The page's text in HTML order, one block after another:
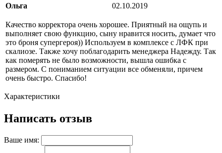
Ольга
02.10.2019
Качество корректора очень хорошее. Приятный на ощупь и
выполняет свою функцию, сыну нравится носить, думает что
это броня супергероя)) Используем в комплексе с ЛФК при
скалиозе. Также хочу поблагодарить менеджера Надежду. Так
как померять не было возможности, вышла ошибка с
размером. С пониманием ситуации все обменяли, причем
очень быстро. Спасибо!
Характеристики
Написать отзыв
Ваше имя: